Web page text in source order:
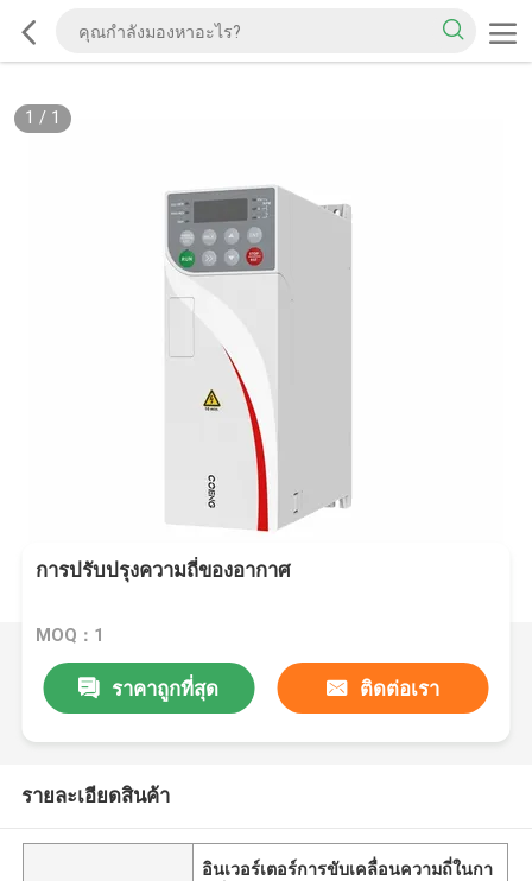
1 / 1
การปรับปรุงความถี่ของอากาศ
MOQ：1
ราคาถูกที่สุด ติดต่อเรา
รายละเอียดสินค้า
อินเวอร์เตอร์การขับเคลื่อนความถี่ในกา